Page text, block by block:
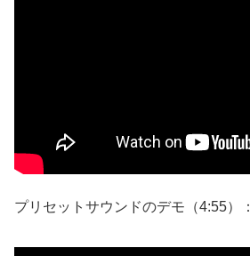
プリセットサウンドのデモ（4:55）：